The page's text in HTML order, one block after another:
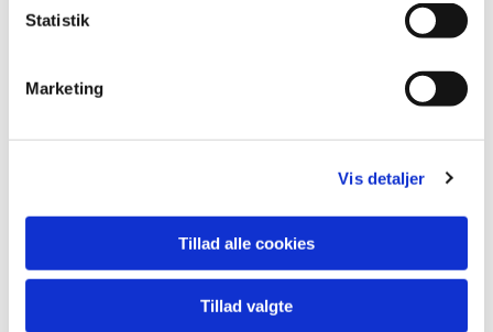
Statistik
Marketing
Vis detaljer
Tillad alle cookies
Tillad valgte
kontaktes vedr. dør i
tager kontakt til Nøhr
vedr. HPFI-relæ til
7. El-opladere på P-
plads. Der er
fremsendt oplæg fra